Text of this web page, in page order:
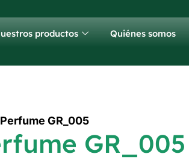
productos Quiénes somos
GR_005
GR_005